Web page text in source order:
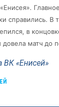
«Енисея».
справились. В
в
довела матч до
ВК «Енисей»